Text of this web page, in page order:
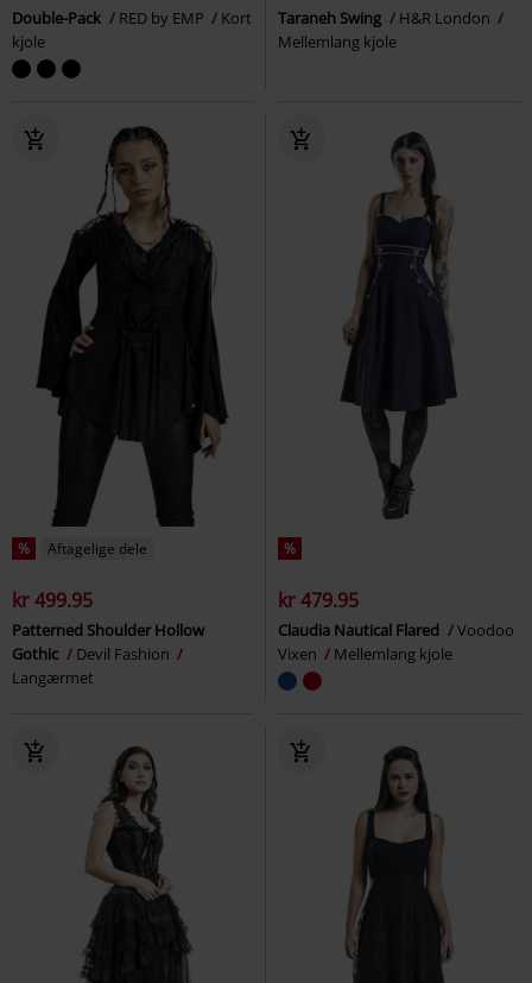
Double-Pack RED by EMP
Kort
kjole
Taraneh Swing
H&R London
Mellemlang kjole
% Aftagelige dele
kr 499.95
Patterned Shoulder Hollow
Gothic
Devil Fashion
Langærmet
%
kr 479.95
Claudia Nautical Flared
Voodoo
Vixen
Mellemlang kjole